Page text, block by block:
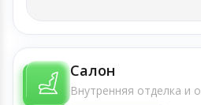
Салон
Внутренняя отделка и